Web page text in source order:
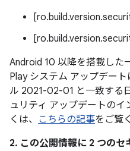
Android 10 以降を搭載した
Play システム アップデー
ル 2021-02-01 と一致する
ュリティ アップデートの
くは、 こちらの記事をご覧
2. この公開情報に 2 つのセ